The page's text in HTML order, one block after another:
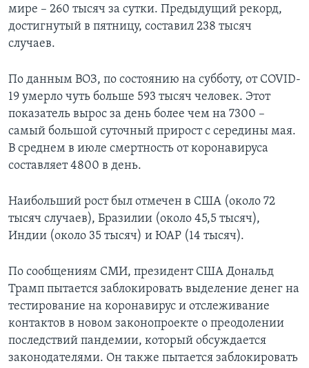
мире – 260 тысяч за сутки. Предыдущий рекорд,
достигнутый в пятницу, составил 238 тысяч
случаев.
По данным ВОЗ, по состоянию на субботу, от COVID-
19 умерло чуть больше 593 тысяч человек. Этот
показатель вырос за день более чем на 7300 –
самый большой суточный прирост с середины мая.
В среднем в июле смертность от коронавируса
составляет 4800 в день.
Наибольший рост был отмечен в США (около 72
тысяч случаев), Бразилии (около 45,5 тысяч),
Индии (около 35 тысяч) и ЮАР (14 тысяч).
По сообщениям СМИ, президент США Дональд
Трамп пытается заблокировать выделение денег на
тестирование на коронавирус и отслеживание
контактов в новом законопроекте о преодолении
последствий пандемии, который обсуждается
законодателями. Он также пытается заблокировать